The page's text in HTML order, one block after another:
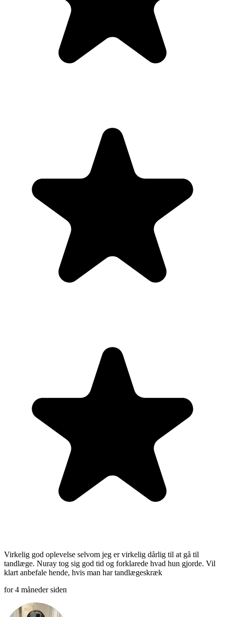
Virkelig god oplevelse selvom jeg er virkelig dårlig til at gå til
tandlæge. Nuray tog sig god tid og forklarede hvad hun gjorde. Vil
klart anbefale hende, hvis man har tandlægeskræk
for 4 måneder siden